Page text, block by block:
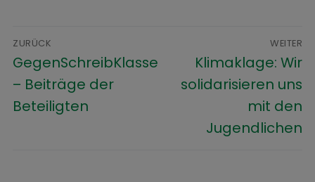
ZURÜCK
GegenSchreibKlasse
– Beiträge der
Beteiligten
WEITER
Klimaklage: Wir
solidarisieren uns
mit den
Jugendlichen